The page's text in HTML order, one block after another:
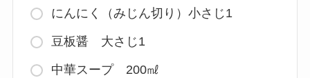
にんにく（みじん切り）小さじ1
豆板醤 大さじ1
中華スープ 200㎖